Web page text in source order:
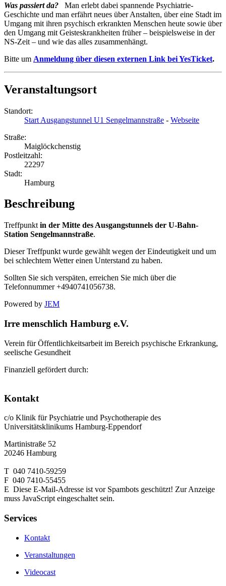
Was passiert da?
Man erlebt dabei spannende Psychiatrie-
Geschichte und man erfährt neues über Anstalten, über eine Stadt im
Umgang mit ihren psychisch erkrankten Menschen heute sowie über
den Umgang mit Geisteskrankheiten früher – beispielsweise in der
NS-Zeit – und wie das alles zusammenhängt.
Bitte um Anmeldung über diesen externen Link bei YesTicket.
Veranstaltungsort
Standort:
Start Ausgangstunnel U1 Sengelmannstraße - Webseite
Straße:
Maiglöckchenstig
Postleitzahl:
22297
Stadt:
Hamburg
Beschreibung
Treffpunkt in der Mitte des Ausgangstunnels der U-Bahn-
Station Sengelmannstraße.
Dieser Treffpunkt wurde gewählt wegen der Eindeutigkeit und um
bei schlechtem Wetter einen Unterstand zu haben.
Sollten Sie sich verspäten, erreichen Sie mich über die
Telefonnummer +4940741056738.
Powered by JEM
Irre menschlich Hamburg e.V.
Verein für Öffentlichkeitsarbeit im Bereich psychische Erkrankung,
seelische Gesundheit
Finanziell gefördert durch:
Kontakt
c/o Klinik für Psychiatrie und Psychotherapie des
Universitätsklinikums Hamburg-Eppendorf
Martinistraße 52
20246 Hamburg
T 040 7410-59259
F 040 7410-55455
E Diese E-Mail-Adresse ist vor Spambots geschützt! Zur Anzeige
muss JavaScript eingeschaltet sein.
Services
Kontakt
Veranstaltungen
Videocast